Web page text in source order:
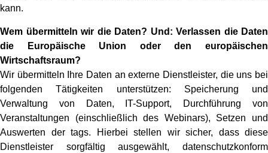
kann.
Wem übermitteln wir die Daten? Und: Verlassen die Daten
die Europäische Union oder den europäischen
Wirtschaftsraum?
Wir übermitteln Ihre Daten an externe Dienstleister, die uns bei
folgenden Tätigkeiten unterstützen: Speicherung und
Verwaltung von Daten, IT-Support, Durchführung von
Veranstaltungen (einschließlich des Webinars), Setzen und
Auswerten der tags. Hierbei stellen wir sicher, dass diese
Dienstleister sorgfältig ausgewählt, datenschutzkonform